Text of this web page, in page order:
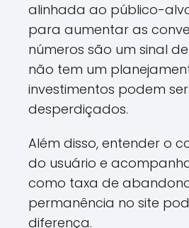
alinhada ao público-
para aumentar as
números são um sinal
não tem um
investimentos podem ser
desperdiçados.
Além disso, entender o
do usuário e
como taxa de
permanência no site
diferença.